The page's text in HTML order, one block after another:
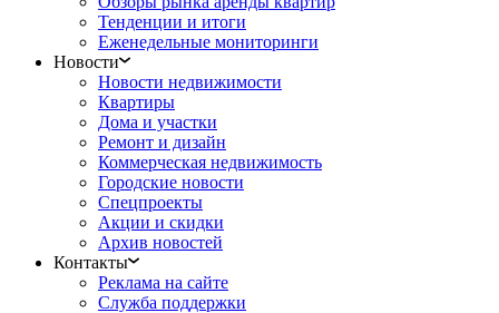
Тенденции и итоги
Еженедельные мониторинги
Новости
Новости недвижимости
Квартиры
Дома и участки
Ремонт и дизайн
Коммерческая недвижимость
Городские новости
Спецпроекты
Акции и скидки
Архив новостей
Контакты
Реклама на сайте
Служба поддержки